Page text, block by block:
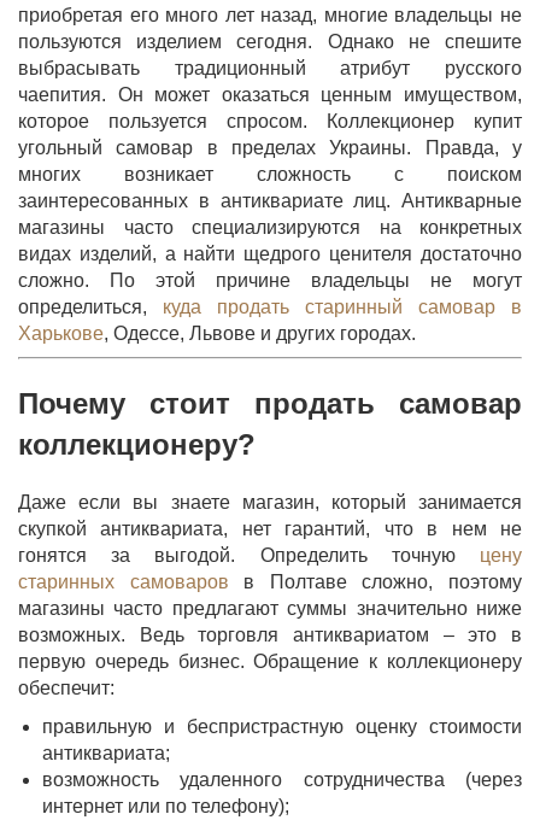
приобретая его много лет назад, многие владельцы не
пользуются изделием сегодня. Однако не спешите
выбрасывать традиционный атрибут русского
чаепития. Он может оказаться ценным имуществом,
которое пользуется спросом. Коллекционер купит
угольный самовар в пределах Украины. Правда, у
многих возникает сложность с поиском
заинтересованных в антиквариате лиц. Антикварные
магазины часто специализируются на конкретных
видах изделий, а найти щедрого ценителя достаточно
сложно. По этой причине владельцы не могут
определиться, куда продать старинный самовар в
Харькове, Одессе, Львове и других городах.
Почему стоит продать самовар
коллекционеру?
Даже если вы знаете магазин, который занимается
скупкой антиквариата, нет гарантий, что в нем не
гонятся за выгодой. Определить точную цену
старинных самоваров в Полтаве сложно, поэтому
магазины часто предлагают суммы значительно ниже
возможных. Ведь торговля антиквариатом – это в
первую очередь бизнес. Обращение к коллекционеру
обеспечит:
правильную и беспристрастную оценку стоимости
антиквариата;
возможность удаленного сотрудничества (через
интернет или по телефону);